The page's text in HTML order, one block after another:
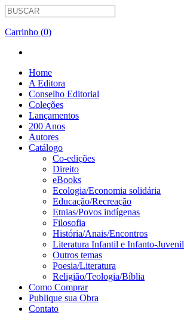
Carrinho (0)
Home
A Editora
Conselho Editorial
Coleções
Lançamentos
200 Anos
Autores
Catálogo
Co-edições
Direito
eBooks
Ecologia/Economia solidária
Educação/Recreação
Etnias/Povos indígenas
Filosofia
História/Anais/Encontros
Literatura Infantil e Infanto-Juvenil
Outros temas
Poesia/Literatura
Religião/Teologia/Bíblia
Como Comprar
Publique sua Obra
Contato